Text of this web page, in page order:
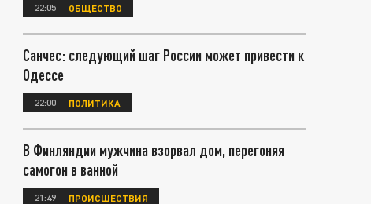
22:05 ОБЩЕСТВО
Санчес: следующий шаг России может привести к
Одессе
22:00 ПОЛИТИКА
В Финляндии мужчина взорвал дом, перегоняя
самогон в ванной
21:49 ПРОИСШЕСТВИЯ